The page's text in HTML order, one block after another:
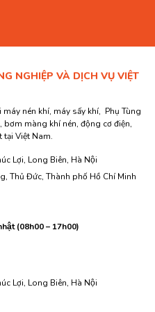
NGHIỆP VÀ DỊCH VỤ VIỆT
nén khí, máy sấy khí, Phụ Tùng
bơm màng khí nén, động cơ điện,
tại Việt Nam.
Lợi, Long Biên, Hà Nội
Thủ Đức, Thành phố Hồ Chí Minh
(08h00 – 17h00)
Lợi, Long Biên, Hà Nội